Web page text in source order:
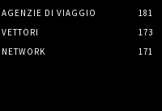
AGENZIE DI VIAGGIO
181
VETTORI
173
NETWORK
171